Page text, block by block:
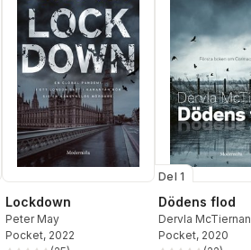
Lockdown
Peter May
Pocket, 2022
Del 1
Dödens flod
Dervla McTiernan
Pocket, 2020